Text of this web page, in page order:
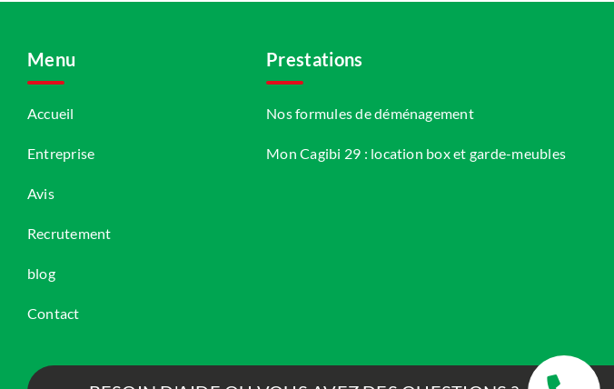
Menu
Accueil
Entreprise
Avis
Recrutement
blog
Contact
Prestations
Nos formules de déménagement
Mon Cagibi 29 : location box et garde-meubles